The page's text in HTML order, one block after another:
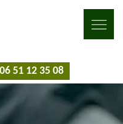
06 51 12 35 08